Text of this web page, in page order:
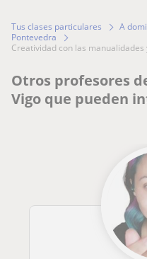
Tus clases particulares A
Pontevedra
creatividad con las
Otros profesores
Vigo que pueden